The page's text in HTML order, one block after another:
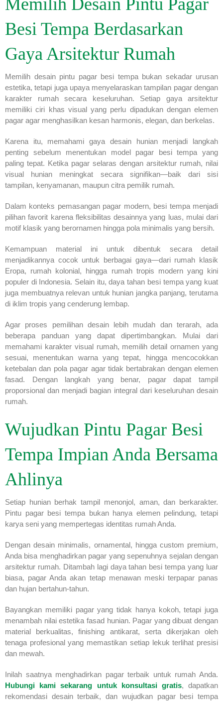
Besi Tempa Berdasarkan
Gaya Arsitektur Rumah
Memilih desain pintu pagar besi tempa bukan sekadar urusan
estetika, tetapi juga upaya menyelaraskan tampilan pagar dengan
karakter rumah secara keseluruhan. Setiap gaya arsitektur
memiliki ciri khas visual yang perlu dipadukan dengan elemen
pagar agar menghasilkan kesan harmonis, elegan, dan berkelas.
Karena itu, memahami gaya desain hunian menjadi langkah
penting sebelum menentukan model pagar besi tempa yang
paling tepat. Ketika pagar selaras dengan arsitektur rumah, nilai
visual hunian meningkat secara signifikan—baik dari sisi
tampilan, kenyamanan, maupun citra pemilik rumah.
Dalam konteks pemasangan pagar modern, besi tempa menjadi
pilihan favorit karena fleksibilitas desainnya yang luas, mulai dari
motif klasik yang berornamen hingga pola minimalis yang bersih.
Kemampuan material ini untuk dibentuk secara detail
menjadikannya cocok untuk berbagai gaya—dari rumah klasik
Eropa, rumah kolonial, hingga rumah tropis modern yang kini
populer di Indonesia. Selain itu, daya tahan besi tempa yang kuat
juga membuatnya relevan untuk hunian jangka panjang, terutama
di iklim tropis yang cenderung lembap.
Agar proses pemilihan desain lebih mudah dan terarah, ada
beberapa panduan yang dapat dipertimbangkan. Mulai dari
memahami karakter visual rumah, memilih detail ornamen yang
sesuai, menentukan warna yang tepat, hingga mencocokkan
ketebalan dan pola pagar agar tidak bertabrakan dengan elemen
fasad. Dengan langkah yang benar, pagar dapat tampil
proporsional dan menjadi bagian integral dari keseluruhan desain
rumah.
Wujudkan Pintu Pagar Besi
Tempa Impian Anda Bersama
Ahlinya
Setiap hunian berhak tampil menonjol, aman, dan berkarakter.
Pintu pagar besi tempa bukan hanya elemen pelindung, tetapi
karya seni yang mempertegas identitas rumah Anda.
Dengan desain minimalis, ornamental, hingga custom premium,
Anda bisa menghadirkan pagar yang sepenuhnya sejalan dengan
arsitektur rumah. Ditambah lagi daya tahan besi tempa yang luar
biasa, pagar Anda akan tetap menawan meski terpapar panas
dan hujan bertahun-tahun.
Bayangkan memiliki pagar yang tidak hanya kokoh, tetapi juga
menambah nilai estetika fasad hunian. Pagar yang dibuat dengan
material berkualitas, finishing antikarat, serta dikerjakan oleh
tenaga profesional yang memastikan setiap lekuk terlihat presisi
dan mewah.
Inilah saatnya menghadirkan pagar terbaik untuk rumah Anda.
Hubungi kami sekarang untuk konsultasi gratis, dapatkan
rekomendasi desain terbaik, dan wujudkan pagar besi tempa